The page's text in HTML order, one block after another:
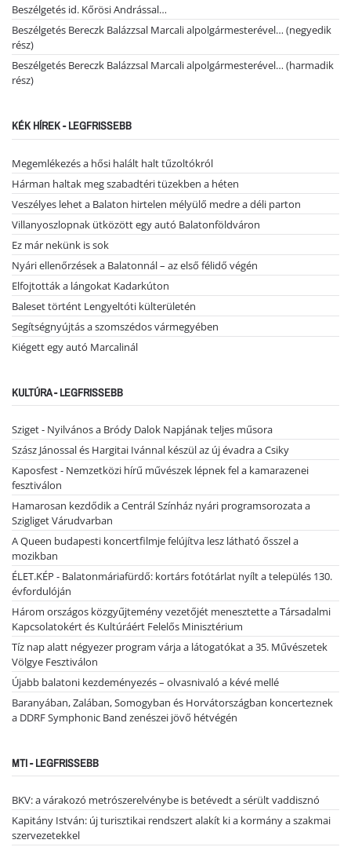
Beszélgetés id. Kőrösi Andrással…
Beszélgetés Bereczk Balázzsal Marcali alpolgármesterével… (negyedik
rész)
Beszélgetés Bereczk Balázzsal Marcali alpolgármesterével… (harmadik
rész)
KÉK HÍREK - LEGFRISSEBB
Megemlékezés a hősi halált halt tűzoltókról
Hárman haltak meg szabadtéri tüzekben a héten
Veszélyes lehet a Balaton hirtelen mélyülő medre a déli parton
Villanyoszlopnak ütközött egy autó Balatonföldváron
Ez már nekünk is sok
Nyári ellenőrzések a Balatonnál – az első félidő végén
Elfojtották a lángokat Kadarkúton
Baleset történt Lengyeltóti külterületén
Segítségnyújtás a szomszédos vármegyében
Kiégett egy autó Marcalinál
KULTÚRA - LEGFRISSEBB
Sziget - Nyilvános a Bródy Dalok Napjának teljes műsora
Szász Jánossal és Hargitai Ivánnal készül az új évadra a Csiky
Kaposfest - Nemzetközi hírű művészek lépnek fel a kamarazenei
fesztiválon
Hamarosan kezdődik a Centrál Színház nyári programsorozata a
Szigliget Várudvarban
A Queen budapesti koncertfilmje felújítva lesz látható ősszel a
mozikban
ÉLET.KÉP - Balatonmáriafürdő: kortárs fotótárlat nyílt a település 130.
évfordulóján
Három országos közgyűjtemény vezetőjét menesztette a Társadalmi
Kapcsolatokért és Kultúráért Felelős Minisztérium
Tíz nap alatt négyezer program várja a látogatókat a 35. Művészetek
Völgye Fesztiválon
Újabb balatoni kezdeményezés – olvasnivaló a kévé mellé
Baranyában, Zalában, Somogyban és Horvátországban koncerteznek
a DDRF Symphonic Band zenészei jövő hétvégén
MTI - LEGFRISSEBB
BKV: a várakozó metrószerelvénybe is betévedt a sérült vaddisznó
Kapitány István: új turisztikai rendszert alakít ki a kormány a szakmai
szervezetekkel